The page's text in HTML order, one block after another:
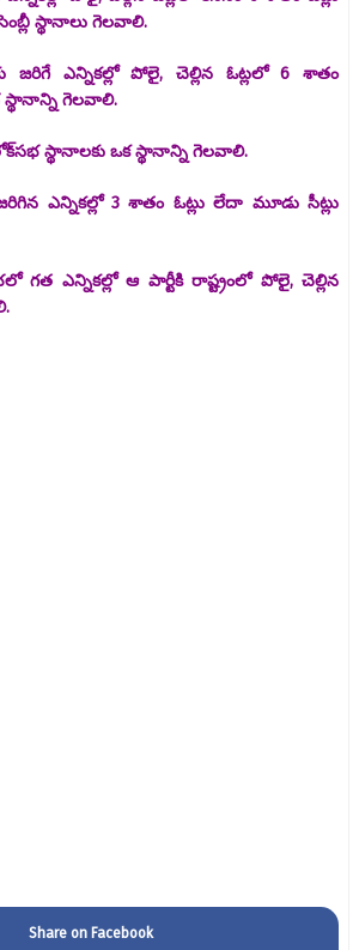
స్థానాలు గెలవాలి.
జరిగే ఎన్నికల్లో పోలై, చెల్లిన ఓట్లలో 6 శాతం
గెలవాలి.
స్థానాలకు ఒక స్థానాన్ని గెలవాలి.
ఎన్నికల్లో 3 శాతం ఓట్లు లేదా మూడు సీట్లు
ఎన్నికల్లో ఆ పార్టీకి రాష్ట్రంలో పోలై, చెల్లిన
Share on Facebook